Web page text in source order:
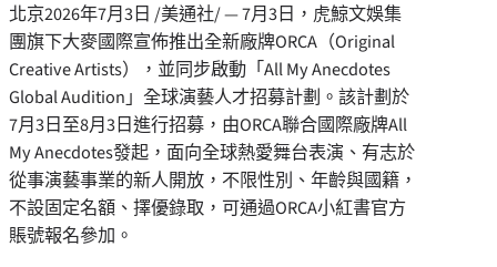
北京2026年7月3日 /美通社/ — 7月3日，虎鯨文娛集
團旗下大麥國際宣佈推出全新廠牌ORCA（Original
Creative Artists），並同步啟動「All My Anecdotes
Global Audition」全球演藝人才招募計劃。該計劃於
7月3日至8月3日進行招募，由ORCA聯合國際廠牌All
My Anecdotes發起，面向全球熱愛舞台表演、有志於
從事演藝事業的新人開放，不限性別、年齡與國籍，
不設固定名額、擇優錄取，可通過ORCA小紅書官方
賬號報名參加。